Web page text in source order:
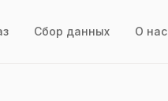
Сбор данных О нас